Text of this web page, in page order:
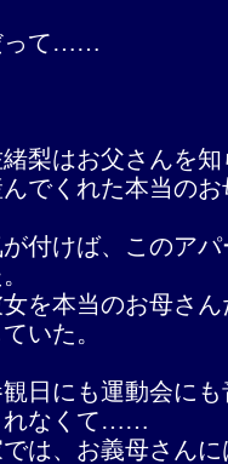
って……
梨はお父さんを
んでくれた本当の
付けば、このア
を本当のお母さ
ていた。
日にも運動会に
れなくて……
では、お義母さん